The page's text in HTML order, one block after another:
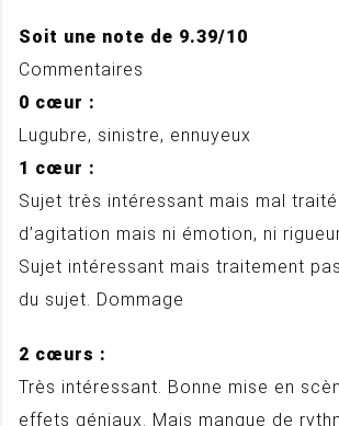
Soit une note de 9.39/10
Commentaires
0 cœur :
Lugubre, sinistre, ennuyeux
1 cœur :
Sujet très intéressant mais mal
d’agitation mais ni émotion, ni
Sujet intéressant mais traitement
du sujet. Dommage
2 cœurs :
Très intéressant. Bonne mise en
effets géniaux. Mais manque de